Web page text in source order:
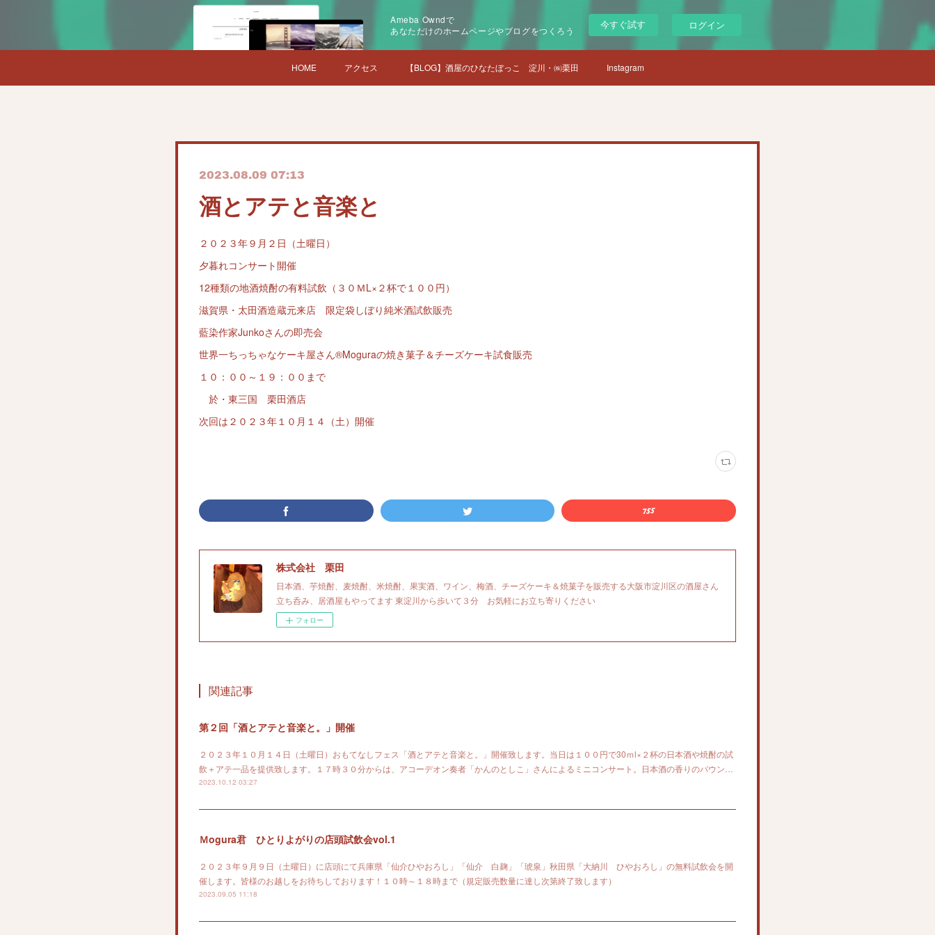
Ameba Owndで
あなただけのホームページやブログをつくろう
今すぐ試す ログイン
HOME アクセス 【BLOG】酒屋のひなたぼっこ 淀川・㈱栗田 Instagram
2023.08.09 07:13
酒とアテと音楽と
２０２３年９月２日（土曜日）
夕暮れコンサート開催
12種類の地酒焼酎の有料試飲（３０ＭL×２杯で１００円）
滋賀県・太田酒造蔵元来店 限定袋しぼり純米酒試飲販売
藍染作家Junkoさんの即売会
世界一ちっちゃなケーキ屋さん®Moguraの焼き菓子＆チーズケーキ試食販売
１０：００～１９：００まで
於・東三国 栗田酒店
次回は２０２３年１０月１４（土）開催
株式会社 栗田
日本酒、芋焼酎、麦焼酎、米焼酎、果実酒、ワイン、梅酒、チーズケーキ＆焼菓子を販売する大阪市淀川区の酒屋さん
立ち呑み、居酒屋もやってます 東淀川から歩いて３分 お気軽にお立ち寄りください
フォロー
関連記事
第２回「酒とアテと音楽と。」開催
２０２３年１０月１４日（土曜日）おもてなしフェス「酒とアテと音楽と。」開催致します。当日は１００円で30ｍl×２杯の日本酒や焼酎の試
飲＋アテ一品を提供致します。１７時３０分からは、アコーデオン奏者「かんのとしこ」さんによるミニコンサート。日本酒の香りのパウン…
2023.10.12 03:27
Ｍogura君 ひとりよがりの店頭試飲会vol.1
２０２３年９月９日（土曜日）に店頭にて兵庫県「仙介ひやおろし」「仙介 白麹」「琥泉」秋田県「大納川 ひやおろし」の無料試飲会を開
催します。皆様のお越しをお待ちしております！１０時～１８時まで（規定販売数量に達し次第終了致します）
2023.09.05 11:18